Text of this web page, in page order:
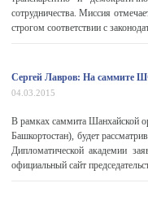
сотрудничества. Миссия
строгом соответствии с
Сергей Лавров: На саммите
04.03.2015
В рамках саммита Шанхайской
Башкортостан), будет
Дипломатической академии
официальный сайт